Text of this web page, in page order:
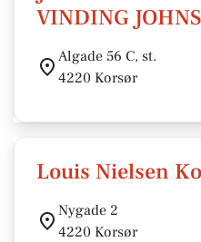
VINDING
Algade 56 C, st.
4220 Korsør
Louis Nielsen
Nygade 2
4220 Korsør